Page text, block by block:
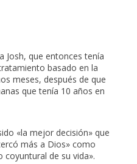
Josh, que entonces tenía
basado en la
meses, después de que
que tenía 10 años en
«la mejor decisión» que
más a Dios» como
de su vida».